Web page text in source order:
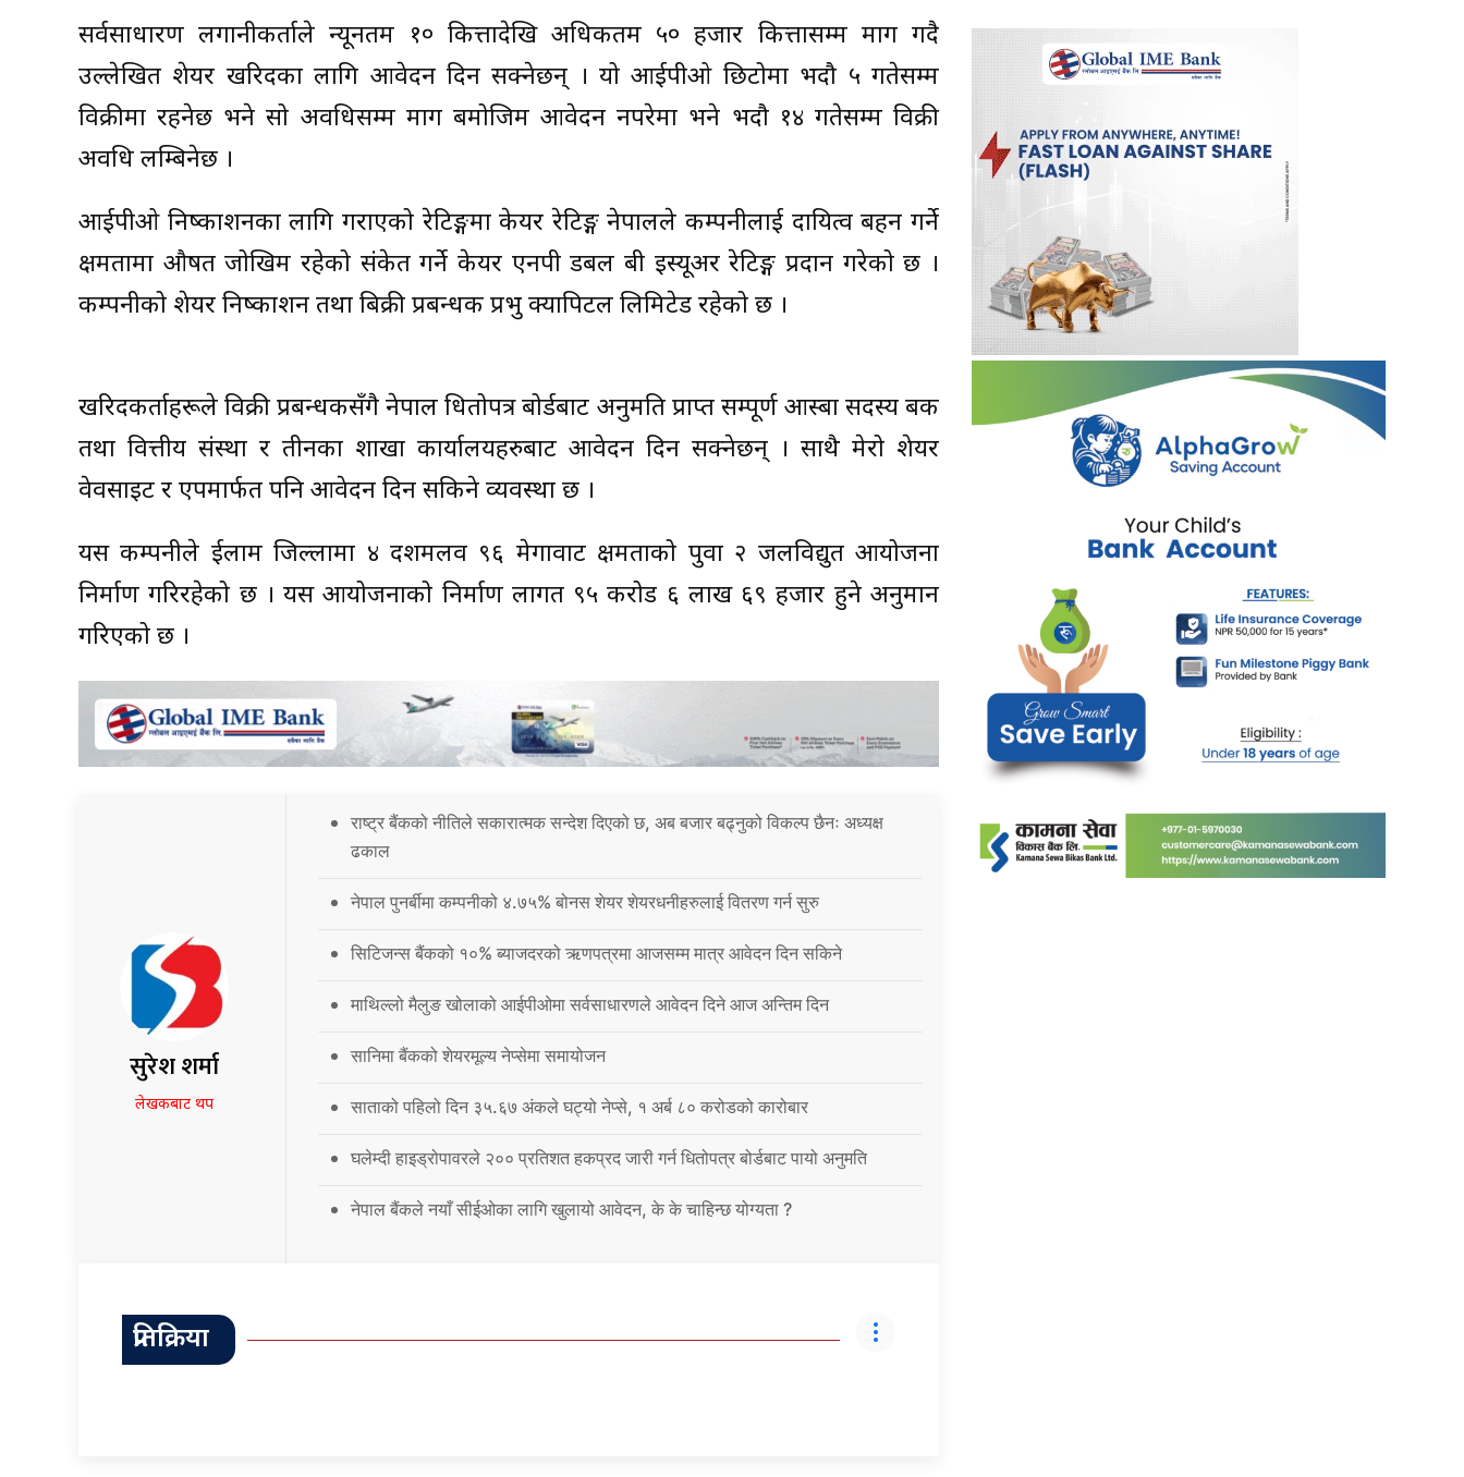
सर्वसाधारण लगानीकर्ताले न्यूनतम १० कित्तादेखि अधिकतम ५० हजार कित्तासम्म माग गदै
उल्लेखित शेयर खरिदका लागि आवेदन दिन सक्नेछन् । यो आईपीओ छिटोमा भदौ ५ गतेसम्म
विक्रीमा रहनेछ भने सो अवधिसम्म माग बमोजिम आवेदन नपरेमा भने भदौ १४ गतेसम्म विक्री
अवधि लम्बिनेछ ।
आईपीओ निष्काशनका लागि गराएको रेटिङ्गमा केयर रेटिङ्ग नेपालले कम्पनीलाई दायित्व बहन गर्ने
क्षमतामा औषत जोखिम रहेको संकेत गर्ने केयर एनपी डबल बी इस्यूअर रेटिङ्ग प्रदान गरेको छ ।
कम्पनीको शेयर निष्काशन तथा बिक्री प्रबन्धक प्रभु क्यापिटल लिमिटेड रहेको छ ।
खरिदकर्ताहरूले विक्री प्रबन्धकसँगै नेपाल धितोपत्र बोर्डबाट अनुमति प्राप्त सम्पूर्ण आस्बा सदस्य बैंक
तथा वित्तीय संस्था र तीनका शाखा कार्यालयहरुबाट आवेदन दिन सक्नेछन् । साथै मेरो शेयर
वेवसाइट र एपमार्फत पनि आवेदन दिन सकिने व्यवस्था छ ।
यस कम्पनीले ईलाम जिल्लामा ४ दशमलव ९६ मेगावाट क्षमताको पुवा २ जलविद्युत आयोजना
निर्माण गरिरहेको छ । यस आयोजनाको निर्माण लागत ९५ करोड ६ लाख ६९ हजार हुने अनुमान
गरिएको छ ।
सुरेश शर्मा
लेखकबाट थप
राष्ट्र बैंकको नीतिले सकारात्मक सन्देश दिएको छ, अब बजार बढ्नुको विकल्प छैनः अध्यक्ष
ढकाल
नेपाल पुनर्बीमा कम्पनीको ४.७५% बोनस शेयर शेयरधनीहरुलाई वितरण गर्न सुरु
सिटिजन्स बैंकको १०% ब्याजदरको ऋणपत्रमा आजसम्म मात्र आवेदन दिन सकिने
माथिल्लो मैलुङ खोलाको आईपीओमा सर्वसाधारणले आवेदन दिने आज अन्तिम दिन
सानिमा बैंकको शेयरमूल्य नेप्सेमा समायोजन
साताको पहिलो दिन ३५.६७ अंकले घट्यो नेप्से, १ अर्ब ८० करोडको कारोबार
घलेम्दी हाइड्रोपावरले २०० प्रतिशत हकप्रद जारी गर्न धितोपत्र बोर्डबाट पायो अनुमति
नेपाल बैंकले नयाँ सीईओका लागि खुलायो आवेदन, के के चाहिन्छ योग्यता ?
प्रतिक्रिया